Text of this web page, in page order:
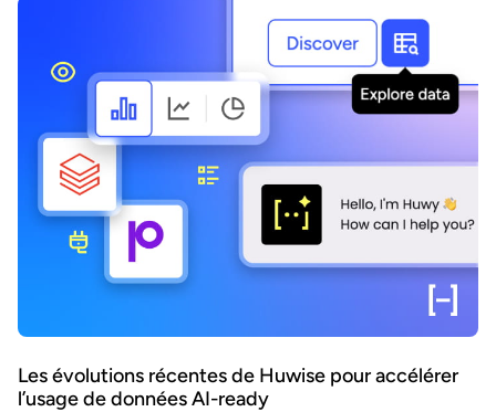
Les évolutions récentes de Huwise pour accélérer
l’usage de données AI-ready